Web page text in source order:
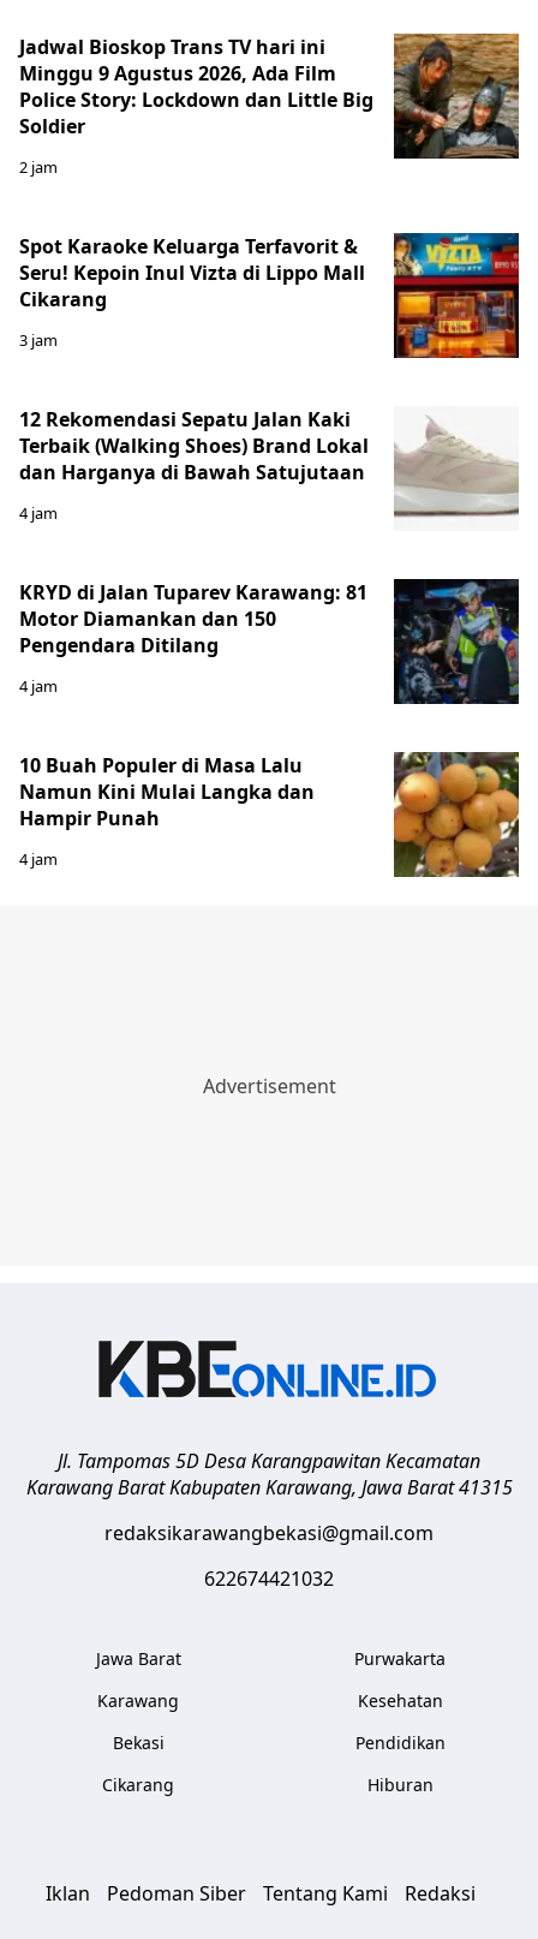
Jadwal Bioskop Trans TV hari ini
Minggu 9 Agustus 2026, Ada Film
Police Story: Lockdown dan Little Big
Soldier
2 jam
Spot Karaoke Keluarga Terfavorit &
Seru! Kepoin Inul Vizta di Lippo Mall
Cikarang
3 jam
12 Rekomendasi Sepatu Jalan Kaki
Terbaik (Walking Shoes) Brand Lokal
dan Harganya di Bawah Satujutaan
4 jam
KRYD di Jalan Tuparev Karawang: 81
Motor Diamankan dan 150
Pengendara Ditilang
4 jam
10 Buah Populer di Masa Lalu
Namun Kini Mulai Langka dan
Hampir Punah
4 jam
Jl. Tampomas 5D Desa Karangpawitan Kecamatan
Karawang Barat Kabupaten Karawang, Jawa Barat 41315
redaksikarawangbekasi@gmail.com
622674421032
Jawa Barat
Karawang
Bekasi
Cikarang
Purwakarta
Kesehatan
Pendidikan
Hiburan
Iklan Pedoman Siber Tentang Kami Redaksi